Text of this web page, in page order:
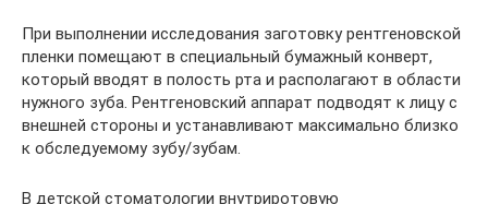
При выполнении исследования заготовку рентгеновской
пленки помещают в специальный бумажный конверт,
который вводят в полость рта и располагают в области
нужного зуба. Рентгеновский аппарат подводят к лицу с
внешней стороны и устанавливают максимально близко
к обследуемому зубу/зубам.
В детской стоматологии внутриротовую